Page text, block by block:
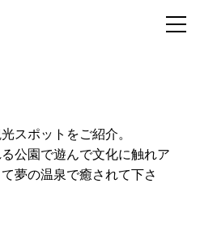
スポットをご紹介。
公園で遊んで文化に触れア
夢の温泉で癒されて下さ